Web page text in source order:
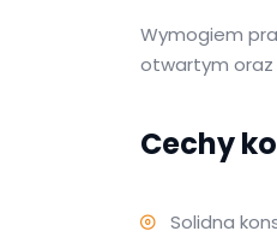
Wymogiem
otwartym oraz
Cechy
Solidna